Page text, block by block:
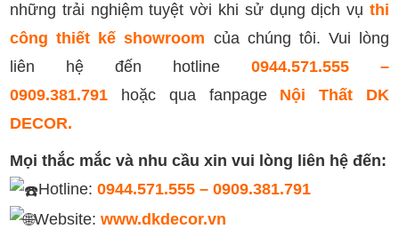
những trải nghiệm tuyệt vời khi sử dụng dịch vụ thi
công thiết kế showroom của chúng tôi. Vui lòng
liên hệ đến hotline
0944.571.555 –
0909.381.791
hoặc qua fanpageNội Thất DK
DECOR.
Mọi thắc mắc và nhu cầu xin vui lòng liên hệ đến:
Hotline:0944.571.555 – 0909.381.791
Website:www.dkdecor.vn